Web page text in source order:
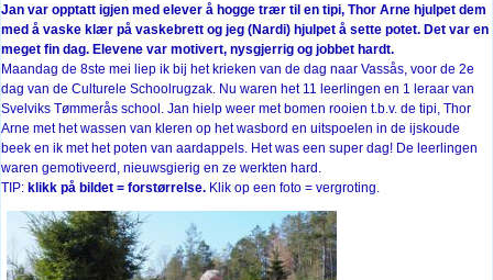
Jan var opptatt igjen med elever å hogge trær til en tipi, Thor Arne hjulpet dem
med å vaske klær på vaskebrett og jeg (Nardi) hjulpet å sette potet. Det var en
meget fin dag. Elevene var motivert, nysgjerrig og jobbet hardt.
Maandag de 8ste mei liep ik bij het krieken van de dag naar Vassås, voor de 2e
dag van de Culturele Schoolrugzak. Nu waren het 11 leerlingen en 1 leraar van
Svelviks Tømmerås school. Jan hielp weer met bomen rooien t.b.v. de tipi, Thor
Arne met het wassen van kleren op het wasbord en uitspoelen in de ijskoude
beek en ik met het poten van aardappels. Het was een super dag! De leerlingen
waren gemotiveerd, nieuwsgierig en ze werkten hard.
TIP: klikk på bildet = forstørrelse. Klik op een foto = vergroting.